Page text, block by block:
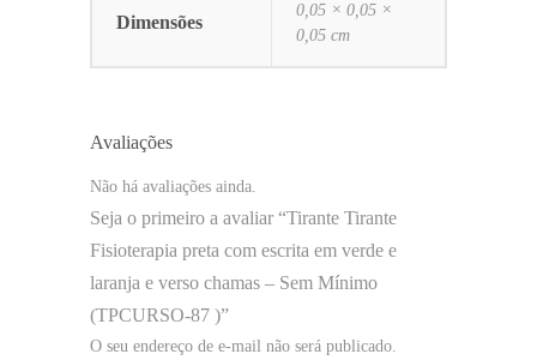
Dimensões
0,05 × 0,05 ×
0,05 cm
Avaliações
Não há avaliações ainda.
Seja o primeiro a avaliar “Tirante Tirante
Fisioterapia preta com escrita em verde e
laranja e verso chamas – Sem Mínimo
(TPCURSO-87 )”
O seu endereço de e-mail não será publicado.